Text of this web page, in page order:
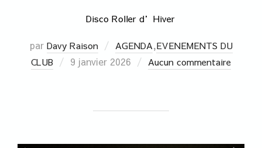
Disco Roller d’Hiver
par Davy Raison AGENDA,EVENEMENTS DU
CLUB
9 janvier 2026 Aucun commentaire